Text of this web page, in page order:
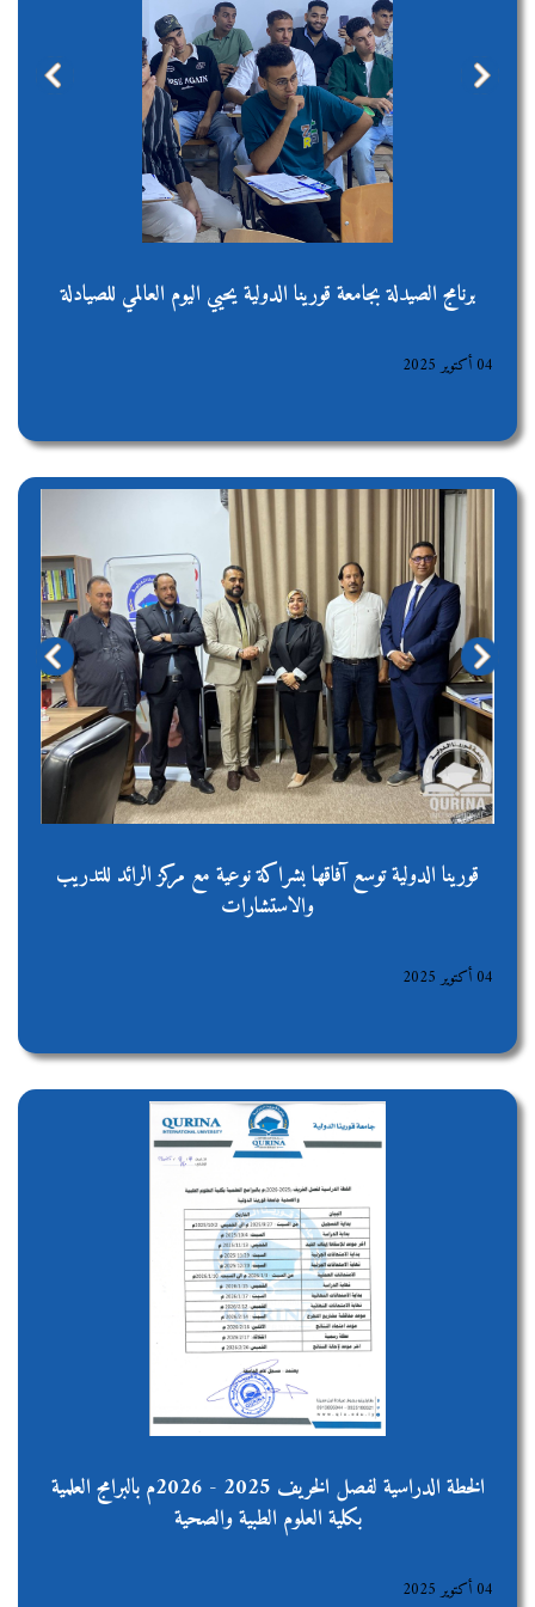
برنامج الصيدلة بجامعة قورينا الدولية يحيي اليوم العالمي للصيادلة
04 أكتوير 2025
Next
قورينا الدولية توسع آفاقها بشراكة نوعية مع مركز الرائد للتدريب
والاستشارات
04 أكتوير 2025
الخطة الدراسية لفصل الخريف 2025 - 2026م بالبرامج العلمية
بكلية العلوم الطبية والصحية
04 أكتوير 2025